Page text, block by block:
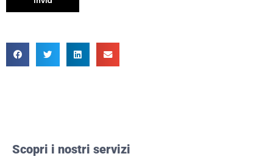
Scopri i nostri servizi